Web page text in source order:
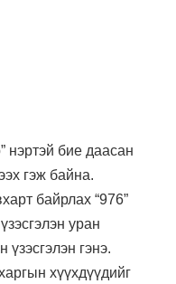
нэртэй бие даасан
гэж байна.
байрлах “976”
уран
үзэсгэлэн гэнэ.
хүүхдүүдийг